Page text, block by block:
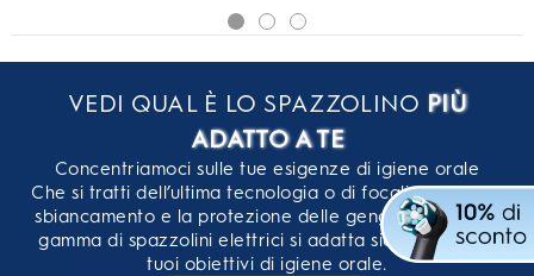
VEDI QUAL È LO SPAZZOLINO PIÙ
ADATTO A TE
Concentriamoci sulle tue esigenze di igiene orale
Che si tratti dell’ultima tecnologia o di focalizzarsi sullo
sbiancamento e la protezione delle gengive, la nostra
gamma di spazzolini elettrici si adatta sicuramente ai
tuoi obiettivi di igiene orale.